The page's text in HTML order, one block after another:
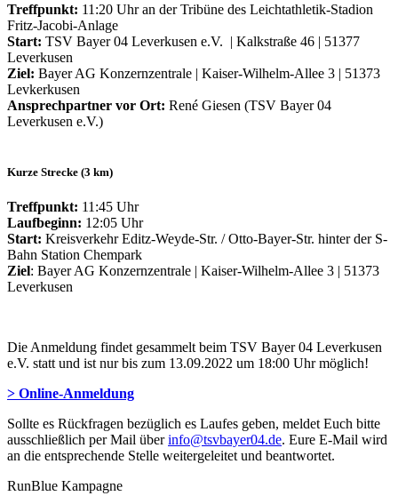
Treffpunkt: 11:20 Uhr an der Tribüne des Leichtathletik-Stadion
Fritz-Jacobi-Anlage
Start: TSV Bayer 04 Leverkusen e.V. | Kalkstraße 46 | 51377
Leverkusen
Ziel: Bayer AG Konzernzentrale | Kaiser-Wilhelm-Allee 3 | 51373
Levkerkusen
Ansprechpartner vor Ort: René Giesen (TSV Bayer 04
Leverkusen e.V.)
Kurze Strecke (3 km)
Treffpunkt: 11:45 Uhr
Laufbeginn: 12:05 Uhr
Start: Kreisverkehr Editz-Weyde-Str. / Otto-Bayer-Str. hinter der S-
Bahn Station Chempark
Ziel: Bayer AG Konzernzentrale | Kaiser-Wilhelm-Allee 3 | 51373
Leverkusen
Die Anmeldung findet gesammelt beim TSV Bayer 04 Leverkusen
e.V. statt und ist nur bis zum 13.09.2022 um 18:00 Uhr möglich!
> Online-Anmeldung
Sollte es Rückfragen bezüglich es Laufes geben, meldet Euch bitte
ausschließlich per Mail überinfo@tsvbayer04.de. Eure E-Mail wird
an die entsprechende Stelle weitergeleitet und beantwortet.
RunBlue Kampagne